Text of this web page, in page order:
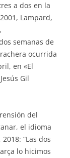
a dos en la
Lampard,
semanas de
ocurrida
en «El
Gil
del
el idioma
“Las dos
lo hicimos